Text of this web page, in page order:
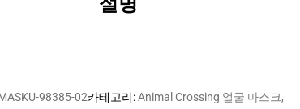
98385-02카테고리:Animal Crossing 얼굴 마스크,